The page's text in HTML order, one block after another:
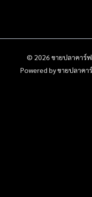
© 2026 ขายปลาคาร์ฟ
Powered by ขายปลาคา